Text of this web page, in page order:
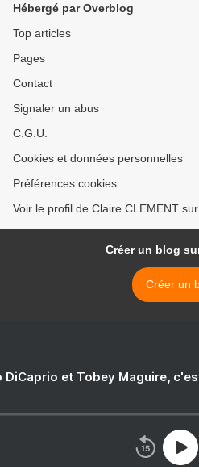
Hébergé par Overblog
Top articles
Pages
Contact
Signaler un abus
C.G.U.
Cookies et données personnelles
Préférences cookies
Voir le profil de Claire CLEMENT
Créer un blog
Créer un
DiCaprio et Tobey Maguire,